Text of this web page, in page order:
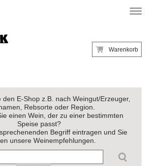
Warenkorb
den E-Shop z.B. nach Weingut/Erzeuger,
Rebsorte oder Region.
einen Wein, der zu einer bestimmten
Speise passt?
Begriff eintragen und Sie
unsere Weinempfehlungen.